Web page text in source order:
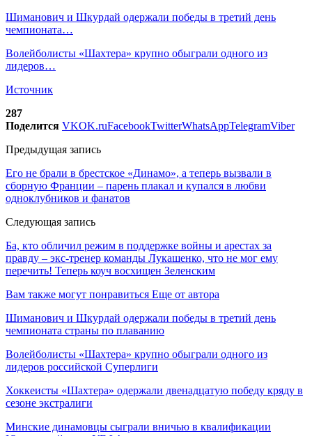
Шиманович и Шкурдай одержали победы в третий день
чемпионата…
Волейболисты «Шахтера» крупно обыграли одного из
лидеров…
Источник
287
Поделится VKOK.ruFacebookTwitterWhatsAppTelegramViber
Предыдущая запись
Его не брали в брестское «Динамо», а теперь вызвали в
сборную Франции – парень плакал и купался в любви
одноклубников и фанатов
Следующая запись
Ба, кто обличил режим в поддержке войны и арестах за
правду – экс-тренер команды Лукашенко, что не мог ему
перечить! Теперь коуч восхищен Зеленским
Вам также могут понравиться Еще от автора
Шиманович и Шкурдай одержали победы в третий день
чемпионата страны по плаванию
Волейболисты «Шахтера» крупно обыграли одного из
лидеров российской Суперлиги
Хоккеисты «Шахтера» одержали двенадцатую победу кряду в
сезоне экстралиги
Минские динамовцы сыграли вничью в квалификации